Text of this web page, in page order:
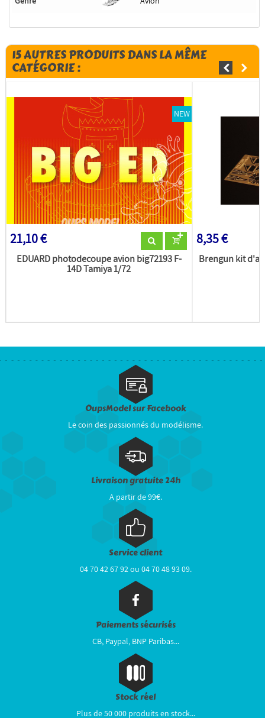
15 AUTRES PRODUITS DANS LA MÊME
CATÉGORIE :
NEW
21,10 €
EDUARD photodecoupe avion big72193 F-
14D Tamiya 1/72
8,35 €
Brengun kit
OupsModel sur Facebook
Le coin des passionnés du modélisme.
Livraison gratuite 24h
A partir de 99€.
Service client
04 70 42 67 92 ou 04 70 48 93 09.
Paiements sécurisés
CB, Paypal, BNP Paribas...
Stock réel
Plus de 50 000 produits en stock...